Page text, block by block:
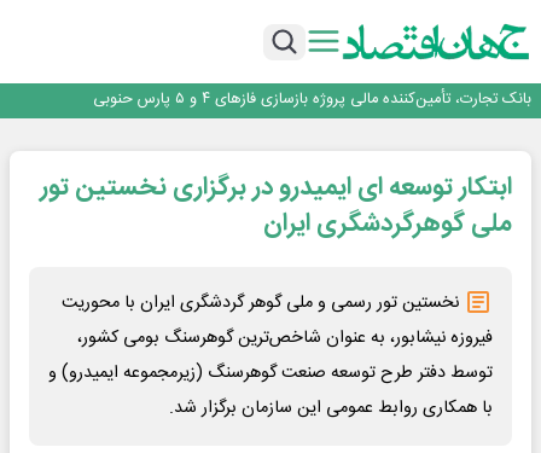
برگزاری آیین نکوداشت فعالان مواکب مرز شلمچه توسط شهرداری منطقه یک
منطقه‌ای
بانک تجارت، تأمین‌کننده مالی پروژه بازسازی فازهای ۴ و ۵ پارس حنوبی
برنده این رقابت داستان‌نویسی، انسان نبود!
برگزاری آیین نکوداشت فعالان مواکب مرز شلمچه توسط شهرداری منطقه یک
ایران، شریک راهبردی اتحادیه اقتصادی اوراسیا در مسیر توسعه تجارت و همگرایی
منطقه‌ای
ابتکار توسعه ای ایمیدرو در برگزاری نخستین تور
ملی گوهرگردشگری ایران
نخستین تور رسمی و ملی گوهر گردشگری ایران با محوریت
فیروزه نیشابور، به عنوان شاخص‌ترین گوهرسنگ بومی کشور،
توسط دفتر طرح توسعه صنعت گوهرسنگ (زیرمجموعه ایمیدرو) و
با همکاری روابط عمومی این سازمان برگزار شد.